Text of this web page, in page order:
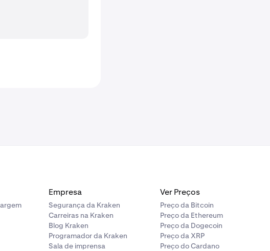
Empresa
Segurança da Kraken
Carreiras na Kraken
Blog Kraken
Programador da Kraken
Sala de imprensa
Ver Preços
Preço da Bitcoin
Preço da Ethereum
Preço da Dogecoin
Preço da XRP
Preço do Cardano